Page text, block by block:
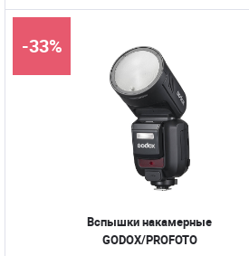
Вспышки накамерные
GODOX/PROFOTO
-33%